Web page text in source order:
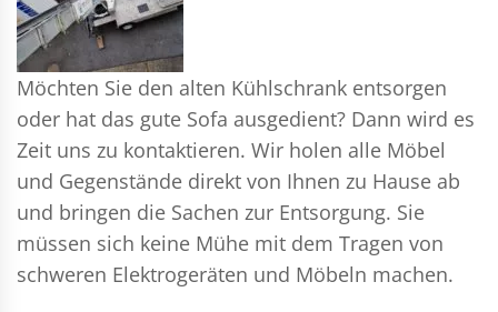
Möchten Sie den alten Kühlschrank entsorgen
oder hat das gute Sofa ausgedient? Dann wird es
Zeit uns zu kontaktieren. Wir holen alle Möbel
und Gegenstände direkt von Ihnen zu Hause ab
und bringen die Sachen zur Entsorgung. Sie
müssen sich keine Mühe mit dem Tragen von
schweren Elektrogeräten und Möbeln machen.